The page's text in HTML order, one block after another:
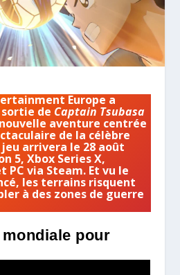
Europe a
de Captain Tsubasa
aventure centrée
de la célèbre
arrivera le 28 août
5, Xbox Series X,
PC via Steam. Et vu le
les terrains risquent
à des zones de guerre
pour